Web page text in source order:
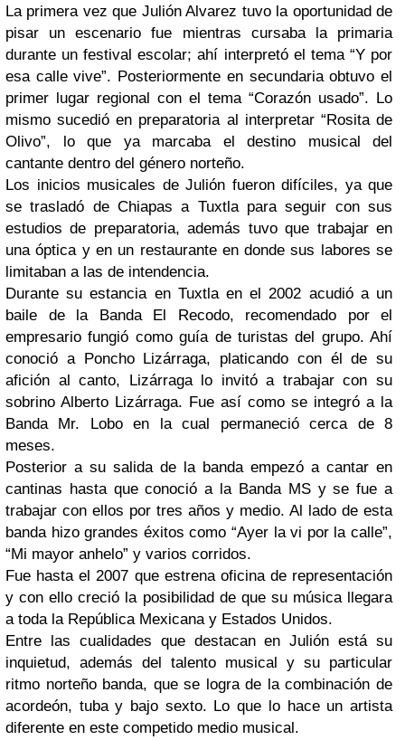
La primera vez que Julión Alvarez tuvo la oportunidad de
pisar un escenario fue mientras cursaba la primaria
durante un festival escolar; ahí interpretó el tema “Y por
esa calle vive”. Posteriormente en secundaria obtuvo el
primer lugar regional con el tema “Corazón usado”. Lo
mismo sucedió en preparatoria al interpretar “Rosita de
Olivo”, lo que ya marcaba el destino musical del
cantante dentro del género norteño.
Los inicios musicales de Julión fueron difíciles, ya que
se trasladó de Chiapas a Tuxtla para seguir con sus
estudios de preparatoria, además tuvo que trabajar en
una óptica y en un restaurante en donde sus labores se
limitaban a las de intendencia.
Durante su estancia en Tuxtla en el 2002 acudió a un
baile de la Banda El Recodo, recomendado por el
empresario fungió como guía de turistas del grupo. Ahí
conoció a Poncho Lizárraga, platicando con él de su
afición al canto, Lizárraga lo invitó a trabajar con su
sobrino Alberto Lizárraga. Fue así como se integró a la
Banda Mr. Lobo en la cual permaneció cerca de 8
meses.
Posterior a su salida de la banda empezó a cantar en
cantinas hasta que conoció a la Banda MS y se fue a
trabajar con ellos por tres años y medio. Al lado de esta
banda hizo grandes éxitos como “Ayer la vi por la calle”,
“Mi mayor anhelo” y varios corridos.
Fue hasta el 2007 que estrena oficina de representación
y con ello creció la posibilidad de que su música llegara
a toda la República Mexicana y Estados Unidos.
Entre las cualidades que destacan en Julión está su
inquietud, además del talento musical y su particular
ritmo norteño banda, que se logra de la combinación de
acordeón, tuba y bajo sexto. Lo que lo hace un artista
diferente en este competido medio musical.